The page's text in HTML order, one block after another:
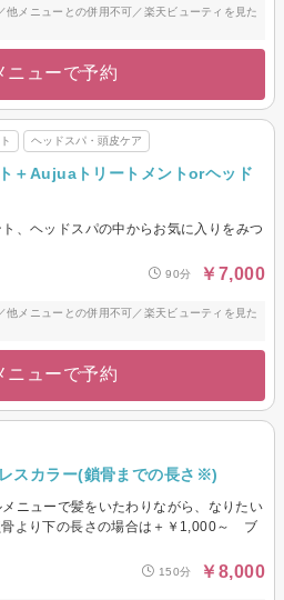
メニューとの併用不可／楽天ビューティを見た
ニューで予約
ヘッドスパ・頭皮ケア
＋Aujuaトリートメントorヘッド
、ヘッドスパの中からお気に入りをみつ
90分 ￥7,000
メニューとの併用不可／楽天ビューティを見た
ニューで予約
スカラー(鎖骨までの長さ※)
ニューで髪をいたわりながら、なりたい
より下の長さの場合は＋￥1,000～ ブ
150分 ￥8,000